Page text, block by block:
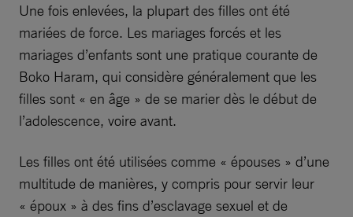
Une fois enlevées, la plupart des filles ont été
mariées de force. Les mariages forcés et les
mariages d’enfants sont une pratique courante de
Boko Haram, qui considère généralement que les
filles sont « en âge » de se marier dès le début de
l’adolescence, voire avant.
Les filles ont été utilisées comme « épouses » d’une
multitude de manières, y compris pour servir leur
« époux » à des fins d’esclavage sexuel et de